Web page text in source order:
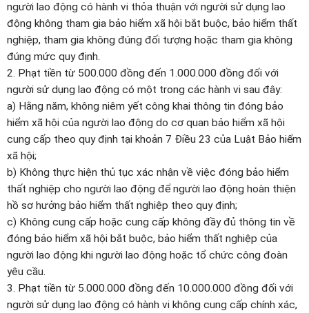
người lao động có hành vi thỏa thuận với người sử dụng lao
động không tham gia bảo hiểm xã hội bắt buộc, bảo hiểm thất
nghiệp, tham gia không đúng đối tượng hoặc tham gia không
đúng mức quy định.
2. Phạt tiền từ 500.000 đồng đến 1.000.000 đồng đối với
người sử dụng lao động có một trong các hành vi sau đây:
a) Hằng năm, không niêm yết công khai thông tin đóng bảo
hiểm xã hội của người lao động do cơ quan bảo hiểm xã hội
cung cấp theo quy định tại khoản 7 Điều 23 của Luật Bảo hiểm
xã hội;
b) Không thực hiện thủ tục xác nhận về việc đóng bảo hiểm
thất nghiệp cho người lao động để người lao động hoàn thiện
hồ sơ hưởng bảo hiểm thất nghiệp theo quy định;
c) Không cung cấp hoặc cung cấp không đầy đủ thông tin về
đóng bảo hiểm xã hội bắt buộc, bảo hiểm thất nghiệp của
người lao động khi người lao động hoặc tổ chức công đoàn
yêu cầu.
3. Phạt tiền từ 5.000.000 đồng đến 10.000.000 đồng đối với
người sử dụng lao động có hành vi không cung cấp chính xác,